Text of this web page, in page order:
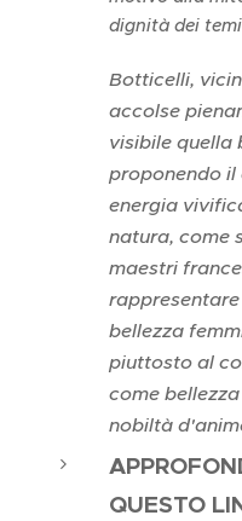
dignità dei
Botticelli,
accolse
visibile quella
proponendo
energia
natura, come
maestri
bellezza
piuttosto al
come
nobiltà
QUESTO